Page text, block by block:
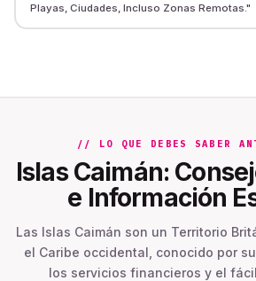
Playas, Ciudades, Incluso Zonas Remotas. "
// LO QUE DEBES SABER
Islas Caimán:
e Información
Las Islas Caimán son un Territorio
el Caribe occidental, conocido por
los servicios financieros y el